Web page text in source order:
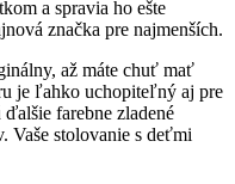
a spravia ho ešte
značka pre najmenších.
až máte chuť mať
je ľahko uchopiteľný aj pre
farebne zladené
Vaše stolovanie s deťmi